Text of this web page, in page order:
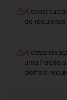
A
de
A
uma fração
demais